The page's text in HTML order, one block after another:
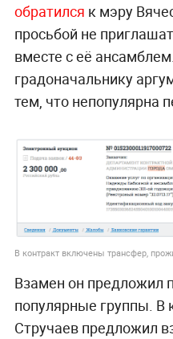
обратился к мэру
просьбой не
вместе с её
градоначальнику
тем, что непопулярна
В контракт включены трансфер,
Взамен он предложил
популярные группы. В
Стручаев предложил